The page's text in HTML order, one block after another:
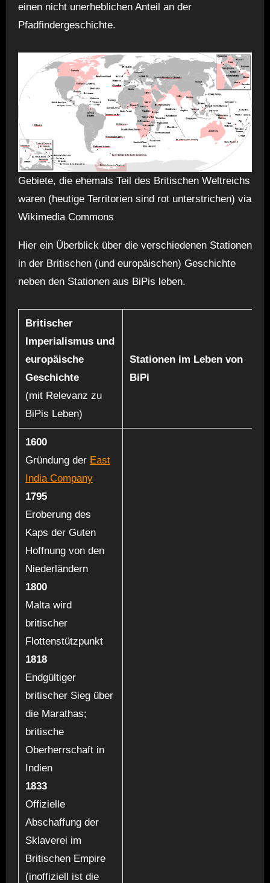
einen nicht unerheblichen Anteil an der
Pfadfindergeschichte.
Gebiete, die ehemals Teil des Britischen Weltreichs
waren (heutige Territorien sind rot unterstrichen) via
Wikimedia Commons
Hier ein Überblick über die verschiedenen Stationen
in der Britischen (und europäischen) Geschichte
neben den Stationen aus BiPis leben.
Britischer
Imperialismus und
europäische
Geschichte
(mit Relevanz zu
BiPis Leben)
Stationen im Leben von
BiPi
1600
Gründung der East
India Company
1795
Eroberung des
Kaps der Guten
Hoffnung von den
Niederländern
1800
Malta wird
britischer
Flottenstützpunkt
1818
Endgültiger
britischer Sieg über
die Marathas;
britische
Oberherrschaft in
Indien
1833
Offizielle
Abschaffung der
Sklaverei im
Britischen Empire
(inoffiziell ist die